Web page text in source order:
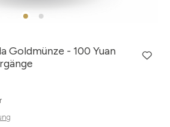
Goldmünze - 100 Yuan